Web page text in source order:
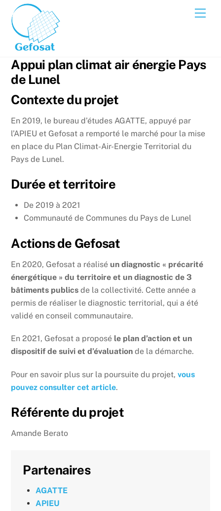
content
Appui plan climat air énergie Pays
de Lunel
Contexte du projet
En 2019, le bureau d’études AGATTE, appuyé par
l’APIEU et Gefosat a remporté le marché pour la mise
en place du Plan Climat-Air-Energie Territorial du
Pays de Lunel.
Durée et territoire
De 2019 à 2021
Communauté de Communes du Pays de Lunel
Actions de Gefosat
En 2020, Gefosat a réalisé un diagnostic « précarité
énergétique » du territoire et un diagnostic de 3
bâtiments publics de la collectivité. Cette année a
permis de réaliser le diagnostic territorial, qui a été
validé en conseil communautaire.
En 2021, Gefosat a proposé le plan d’action et un
dispositif de suivi et d’évaluation de la démarche.
Pour en savoir plus sur la poursuite du projet,vous
pouvez consulter cet article.
Référente du projet
Amande Berato
Partenaires
AGATTE
APIEU